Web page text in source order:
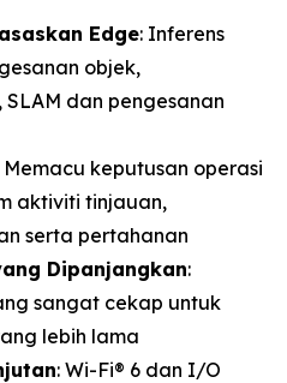
Edge: Inferens
objek,
dan pengesanan
Memacu keputusan operasi
aktiviti tinjauan,
serta pertahanan
Dipanjangkan:
sangat cekap untuk
lebih lama
: Wi-Fi® 6 dan I/O